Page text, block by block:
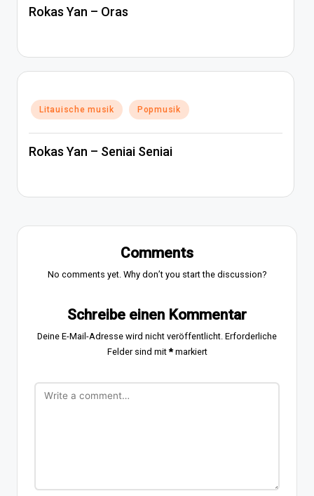
Rokas Yan – Oras
Posted
in
Litauische musik Popmusik
Rokas Yan – Seniai Seniai
Comments
No comments yet. Why don’t you start the discussion?
Schreibe einen Kommentar
Deine E-Mail-Adresse wird nicht veröffentlicht. Erforderliche
Felder sind mit*markiert